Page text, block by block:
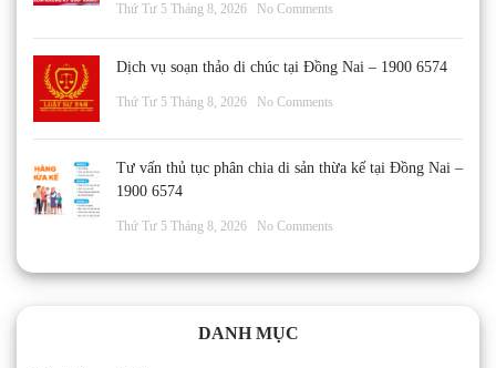
Thứ Tư 5 Tháng 8, 2026 No Comments
Dịch vụ soạn thảo di chúc tại Đồng Nai – 1900 6574
Thứ Tư 5 Tháng 8, 2026 No Comments
Tư vấn thủ tục phân chia di sản thừa kế tại Đồng Nai –
1900 6574
Thứ Tư 5 Tháng 8, 2026 No Comments
DANH MỤC